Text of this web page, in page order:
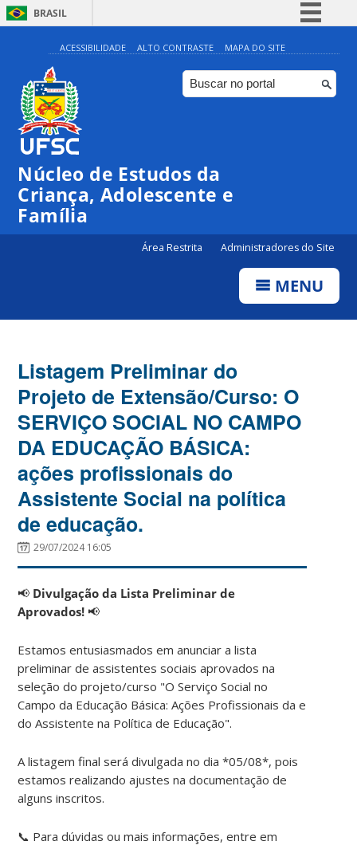
BRASIL
Simplifique!
Comunica BR
Participe
ACESSIBILIDADE ALTO CONTRASTE MAPA DO SITE
Núcleo de Estudos da
Criança, Adolescente e
Família
Área Restrita Administradores do Site
MENU
Listagem Preliminar do
Projeto de Extensão/Curso: O
SERVIÇO SOCIAL NO CAMPO
DA EDUCAÇÃO BÁSICA:
ações profissionais do
Assistente Social na política
de educação.
29/07/2024 16:05
📢 Divulgação da Lista Preliminar de
Aprovados! 📢
Estamos entusiasmados em anunciar a lista
preliminar de assistentes sociais aprovados na
seleção do projeto/curso "O Serviço Social no
Campo da Educação Básica: Ações Profissionais da e
do Assistente na Política de Educação".
A listagem final será divulgada no dia *05/08*, pois
estamos realizando ajustes na documentação de
alguns inscritos.
📞 Para dúvidas ou mais informações, entre em